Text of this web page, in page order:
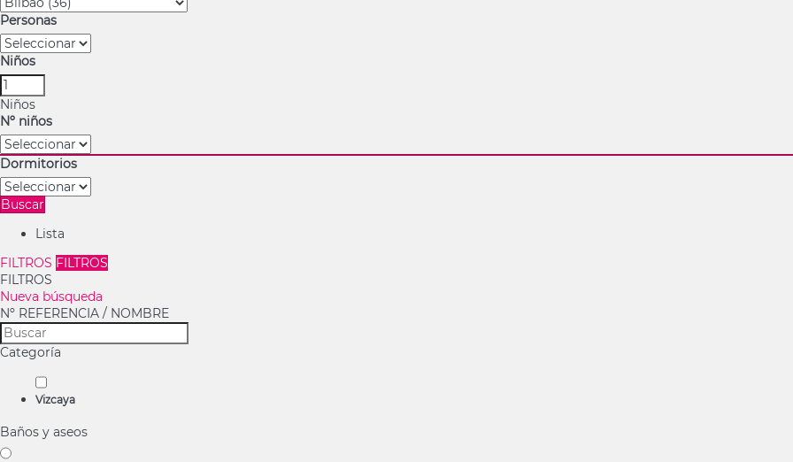
Personas
Niños
Niños
Nº niños
Dormitorios
Buscar
Lista
FILTROS FILTROS
FILTROS
Nueva búsqueda
Nº REFERENCIA / NOMBRE
Categoría
Vizcaya
Baños y aseos